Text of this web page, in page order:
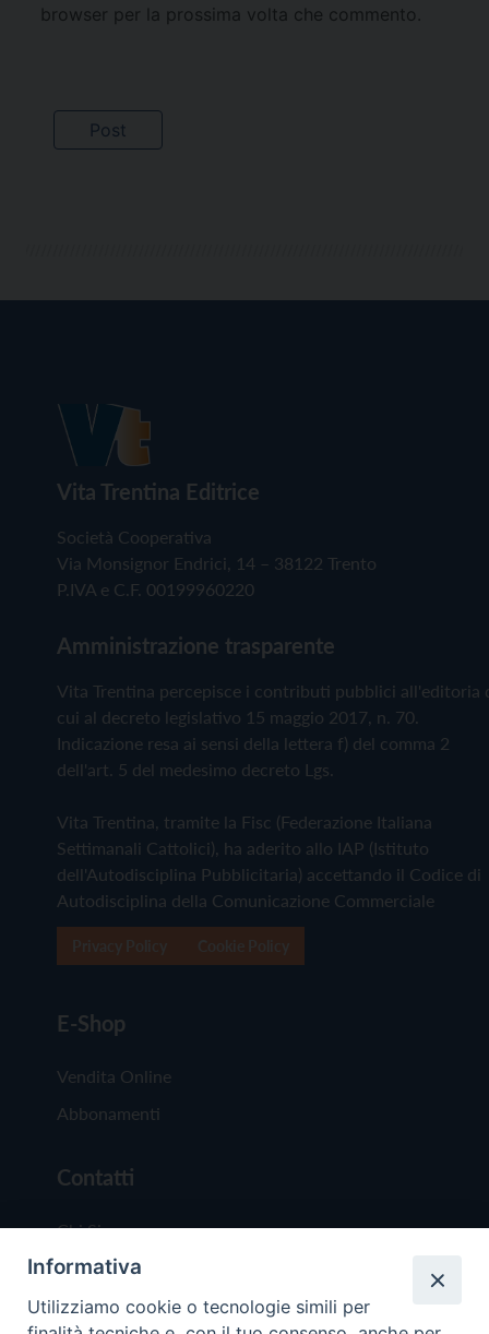
browser per la prossima volta che commento.
Vita Trentina Editrice
Società Cooperativa
Via Monsignor Endrici, 14 – 38122 Trento
P.IVA e C.F. 00199960220
Amministrazione trasparente
Vita Trentina percepisce i contributi pubblici all'editoria
cui al decreto legislativo 15 maggio 2017, n. 70.
Indicazione resa ai sensi della lettera f) del comma 2
dell'art. 5 del medesimo decreto Lgs.
Vita Trentina, tramite la Fisc (Federazione Italiana
Settimanali Cattolici), ha aderito allo IAP (Istituto
dell'Autodisciplina Pubblicitaria) accettando il Codice di
Autodisciplina della Comunicazione Commerciale
E-Shop
Vendita Online
Abbonamenti
Contatti
Chi Siamo
Redazione
Scrivici
Informativa
Utilizziamo cookie o tecnologie simili per